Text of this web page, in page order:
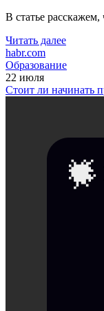
В статье
Читать далее
habr.com
Образование
22 июля
Стоит ли начинать